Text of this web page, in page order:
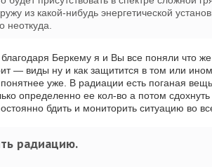
из какой-нибудь энергетической
неоткуда.
благодаря Беркему я и Вы все поняли что
— виды ну и как защитится в том или
уже. В радиации есть поганая
определенно ее кол-во а потом
бдить и мониторить ситуацию во
радиацию.